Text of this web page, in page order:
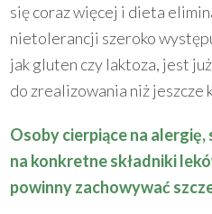
się coraz więcej i dieta
nietolerancji szeroko
jak gluten czy laktoza, jest
do zrealizowania niż jeszcze
Osoby cierpiące na
na konkretne składniki
powinny zachowywać